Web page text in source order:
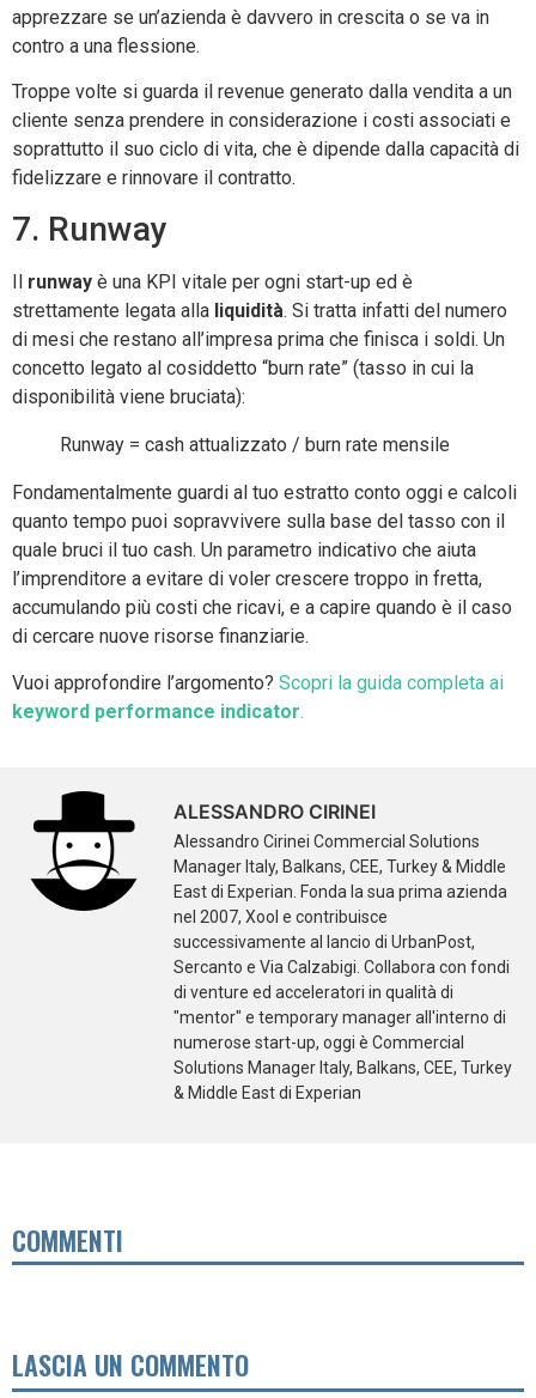
apprezzare se un’azienda è davvero in crescita o se va in
contro a una flessione.
Troppe volte si guarda il revenue generato dalla vendita a un
cliente senza prendere in considerazione i costi associati e
soprattutto il suo ciclo di vita, che è dipende dalla capacità di
fidelizzare e rinnovare il contratto.
7. Runway
runway è una KPI vitale per ogni start-up ed è
strettamente legata alla liquidità. Si tratta infatti del numero
di mesi che restano all’impresa prima che finisca i soldi. Un
concetto legato al cosiddetto “burn rate” (tasso in cui la
disponibilità viene bruciata):
Runway = cash attualizzato / burn rate mensile
Fondamentalmente guardi al tuo estratto conto oggi e calcoli
quanto tempo puoi sopravvivere sulla base del tasso con il
quale bruci il tuo cash. Un parametro indicativo che aiuta
l’imprenditore a evitare di voler crescere troppo in fretta,
accumulando più costi che ricavi, e a capire quando è il caso
di cercare nuove risorse finanziarie.
Vuoi approfondire l’argomento? Scopri la guida completa ai
keyword performance indicator.
ALESSANDRO CIRINEI
Alessandro Cirinei Commercial Solutions
Manager Italy, Balkans, CEE, Turkey & Middle
East di Experian. Fonda la sua prima azienda
nel 2007, Xool e contribuisce
successivamente al lancio di UrbanPost,
Sercanto e Via Calzabigi. Collabora con fondi
di venture ed acceleratori in qualità di
"mentor" e temporary manager all'interno di
numerose start-up, oggi è Commercial
Solutions Manager Italy, Balkans, CEE, Turkey
& Middle East di Experian
COMMENTI
LASCIA UN COMMENTO